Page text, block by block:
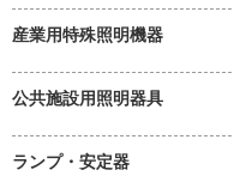
産業用特殊照明機器
公共施設用照明器具
ランプ・安定器